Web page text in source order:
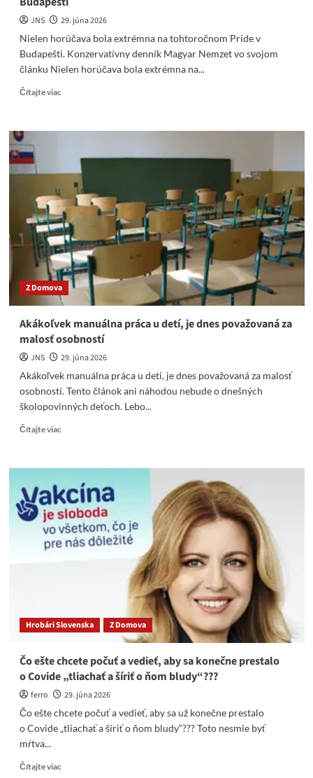
JNS
29. júna 2026
Nielen horúčava bola extrémna na tohtoročnom Pride v
Budapešti. Konzervatívny denník Magyar Nemzet vo svojom
článku Nielen horúčava bola extrémna na...
Čítajte viacRead
Nielen
extrémna
tohtoročnom
Pride
v
Budapešti
Z Domova
Akákoľvek manuálna práca u detí, je dnes považovaná za
malosť osobností
JNS
29. júna 2026
Akákoľvek manuálna práca u detí, je dnes považovaná za malosť
osobností. Tento článok ani náhodou nebude o dnešných
školopovinných deťoch. Lebo...
Čítajte viacRead
Akákoľvek
manuálna
práca
u
detí,
je
dnes
Hrobári Slovenska Z Domova
Čo ešte chcete počuť a vedieť, aby sa konečne prestalo
o Covide „tliachať a šíriť o ňom bludy“???
ferro
29. júna 2026
Čo ešte chcete počuť a vedieť, aby sa už konečne prestalo
o Covide „tliachať a šíriť o ňom bludy“??? Toto nesmie byť
mŕtva...
Čítajte viacRead